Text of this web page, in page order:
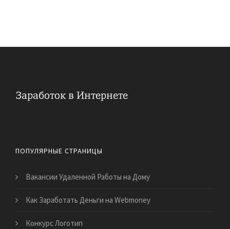
ПОПУЛЯРНЫЕ СТРАНИЦЫ
Вакансии Удаленной Работы на Дому
Как Заработать Деньги на Webmoney
Конкурс Логотип